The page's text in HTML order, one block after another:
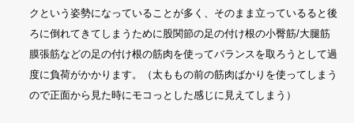
クという姿勢になっていることが多く、そのまま立っているると後
ろに倒れてきてしまうために股関節の足の付け根の小臀筋/大腿筋
膜張筋などの足の付け根の筋肉を使ってバランスを取ろうとして過
度に負荷がかかります。（太ももの前の筋肉ばかりを使ってしまう
ので正面から見た時にモコっとした感じに見えてしまう）